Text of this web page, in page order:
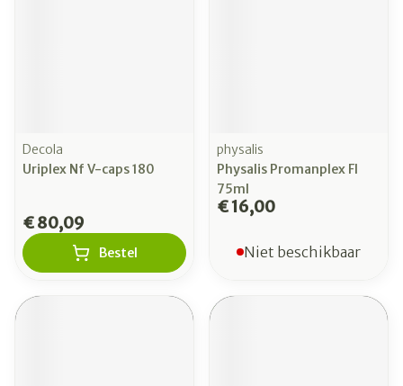
Decola
Uriplex Nf V-caps 180
€ 80,09
Bestel
physalis
Physalis Promanplex Fl
75ml
€ 16,00
Niet beschikbaar